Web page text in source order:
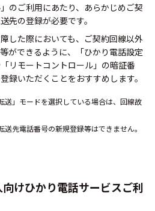
のご利用にあたり、あらかじめご契
先の登録が必要です。
した際においても、ご契約回線以外
ができるように、「ひかり電話設定
リモートコントロール」の暗証番
録いただくことをおすすめします。
送」モードを選択している場合は、回線故
先電話番号の新規登録等はできません。
けひかり電話サービスご利